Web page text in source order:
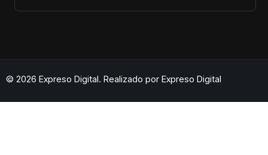
© 2026 Expreso Digital. Realizado por Expreso Digital